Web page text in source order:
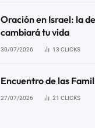
Oración en Israel: la
cambiará tu vida
30/07/2026 13 CLICKS
Encuentro de las
27/07/2026 21 CLICKS